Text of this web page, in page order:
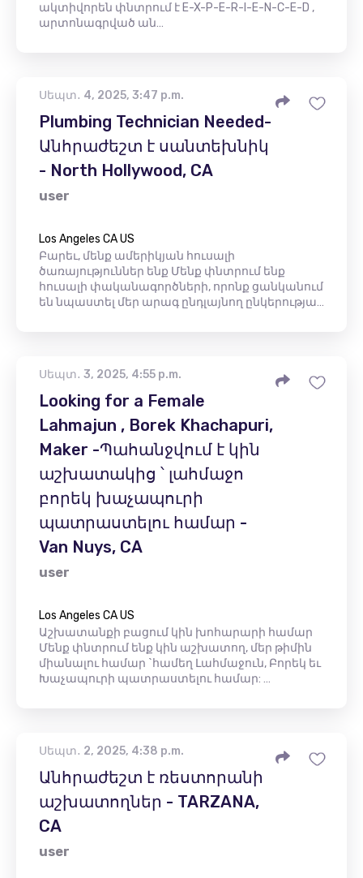
ակտիվորեն փնտրում է E-X-P-E-R-I-E-N-C-E-D ,
արտոնագրված ան…
Սեպտ․ 4, 2025, 3:47 p.m.
Plumbing Technician Needed-
Անհրաժեշտ է սանտեխնիկ
- North Hollywood, CA
user
Los Angeles CA US
Բարեւ, մենք ամերիկյան հուսալի
ծառայություններ ենք Մենք փնտրում ենք
հուսալի փականագործների, որոնք ցանկանում
են նպաստել մեր արագ ընդլայնող ընկերությա…
Սեպտ․ 3, 2025, 4:55 p.m.
Looking for a Female
Lahmajun , Borek Khachapuri,
Maker -Պահանջվում է կին
աշխատակից ՝ լահմաջո
բորեկ խաչապուրի
պատրաստելու համար -
Van Nuys, CA
user
Los Angeles CA US
Աշխատանքի բացում կին խոհարարի համար
Մենք փնտրում ենք կին աշխատող, մեր թիմին
միանալու համար `համեղ Լահմաջուն, Բորեկ եւ
Խաչապուրի պատրաստելու համար: …
Սեպտ․ 2, 2025, 4:38 p.m.
Անհրաժեշտ է ռեստորանի
աշխատողներ - TARZANA,
CA
user